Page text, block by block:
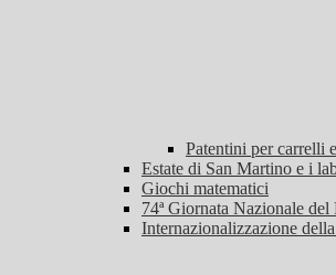
Patentini per carrelli
Estate di San Martino e i
Giochi matematici
74ª Giornata Nazionale
Internazionalizzazione